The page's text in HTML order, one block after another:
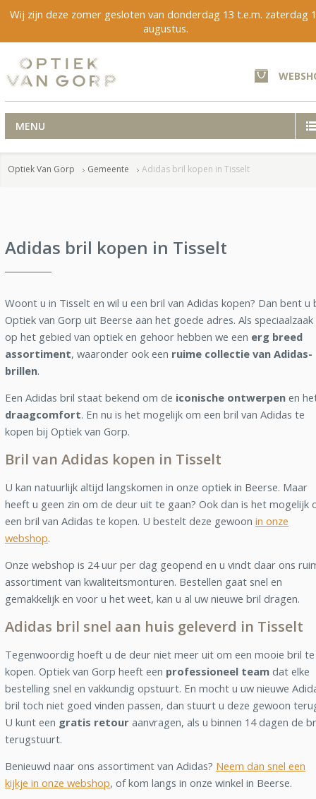
Wij zijn deze zomer gesloten van donderdag 13 t.e.m. zaterdag
augustus.
MENU
Optiek Van Gorp Gemeente Adidas bril kopen in Tisselt
Adidas bril kopen in Tisselt
Woont u in Tisselt en wil u een bril van Adidas kopen? Dan bent u
Optiek van Gorp uit Beerse aan het goede adres. Als speciaalzaak
op het gebied van optiek en gehoor hebben we een erg breed
assortiment, waaronder ook een ruime collectie van Adidas-
brillen.
Een Adidas bril staat bekend om de iconische ontwerpen en
draagcomfort. En nu is het mogelijk om een bril van Adidas te
kopen bij Optiek van Gorp.
Bril van Adidas kopen in Tisselt
U kan natuurlijk altijd langskomen in onze optiek in Beerse. Maar
heeft u geen zin om de deur uit te gaan? Ook dan is het mogelijk
een bril van Adidas te kopen. U bestelt deze gewoon in onze
webshop.
Onze webshop is 24 uur per dag geopend en u vindt daar ons
assortiment van kwaliteitsmonturen. Bestellen gaat snel en
gemakkelijk en voor u het weet, kan u al uw nieuwe bril dragen.
Adidas bril snel aan huis geleverd in Tisselt
Tegenwoordig hoeft u de deur niet meer uit om een mooie bril te
kopen. Optiek van Gorp heeft een professioneel team dat elke
bestelling snel en vakkundig opstuurt. En mocht u uw nieuwe
bril toch niet goed vinden passen, dan stuurt u deze gewoon
U kunt een gratis retour aanvragen, als u binnen 14 dagen de
terugstuurt.
Benieuwd naar ons assortiment van Adidas? Neem dan snel een
kijkje in onze webshop, of kom langs in onze winkel in Beerse.